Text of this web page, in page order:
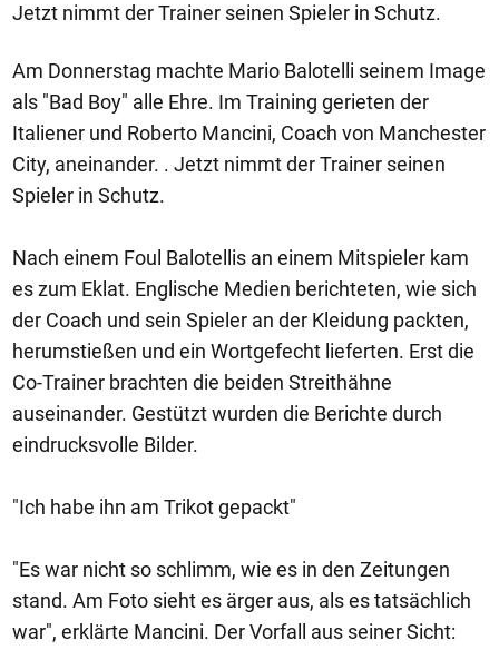
Jetzt nimmt der Trainer seinen Spieler in Schutz.
Am Donnerstag machte Mario Balotelli seinem Image
als "Bad Boy" alle Ehre. Im Training gerieten der
Italiener und Roberto Mancini, Coach von Manchester
City, aneinander. . Jetzt nimmt der Trainer seinen
Spieler in Schutz.
Nach einem Foul Balotellis an einem Mitspieler kam
es zum Eklat. Englische Medien berichteten, wie sich
der Coach und sein Spieler an der Kleidung packten,
herumstießen und ein Wortgefecht lieferten. Erst die
Co-Trainer brachten die beiden Streithähne
auseinander. Gestützt wurden die Berichte durch
eindrucksvolle Bilder.
"Ich habe ihn am Trikot gepackt"
"Es war nicht so schlimm, wie es in den Zeitungen
stand. Am Foto sieht es ärger aus, als es tatsächlich
war", erklärte Mancini. Der Vorfall aus seiner Sicht: